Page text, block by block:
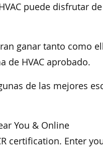
puede disfrutar
ganar tanto como
de HVAC aprobado.
de las mejores
You & Online
certification. Enter